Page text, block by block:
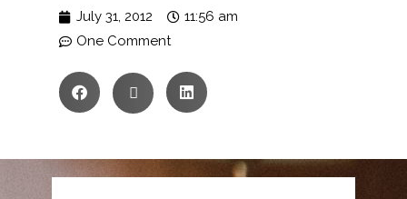
July 31, 2012
11:56 am
One Comment